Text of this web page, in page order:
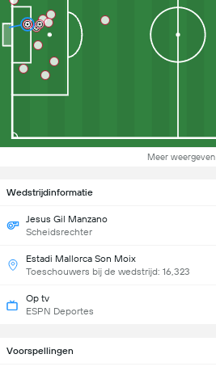
Meer weergeven
Wedstrijdinformatie
Jesus Gil Manzano
Scheidsrechter
Estadi Mallorca Son Moix
Toeschouwers bij de wedstrijd: 16,323
Op tv
ESPN Deportes
Voorspellingen